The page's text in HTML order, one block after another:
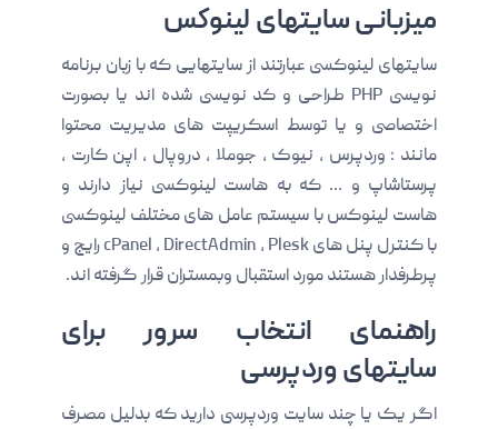
میزبانی سایتهای لینوکس
سایتهای لینوکسی عبارتند از سایتهایی که با زبان برنامه
نویسی PHP طراحی و کد نویسی شده اند یا بصورت
اختصاصی و یا توسط اسکریپت های مدیریت محتوا
مانند : وردپرس ، نیوک ، جوملا ، دروپال ، اپن کارت ،
پرستاشاپ و … که به هاست لینوکسی نیاز دارند و
هاست لینوکس با سیستم عامل های مختلف لینوکسی
با کنترل پنل های cPanel , DirectAdmin , Plesk رایج و
پرطرفدار هستند مورد استقبال وبمستران قرار گرفته اند.
راهنمای انتخاب سرور برای
سایتهای وردپرسی
اگر یک یا چند سایت وردپرسی دارید که بدلیل مصرف